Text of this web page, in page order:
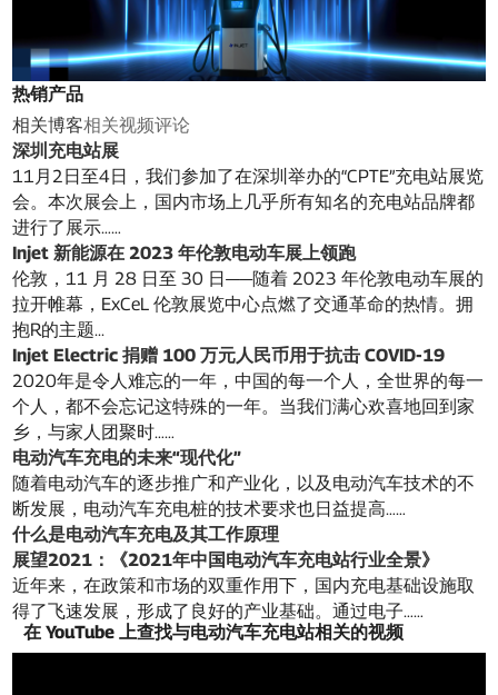
热销产品
相关博客相关视频评论
深圳充电站展
11月2日至4日，我们参加了在深圳举办的“CPTE”充电站展览
会。本次展会上，国内市场上几乎所有知名的充电站品牌都
进行了展示……
Injet 新能源在 2023 年伦敦电动车展上领跑
伦敦，11 月 28 日至 30 日——随着 2023 年伦敦电动车展的
拉开帷幕，ExCeL 伦敦展览中心点燃了交通革命的热情。拥
抱R的主题...
Injet Electric 捐赠 100 万元人民币用于抗击 COVID-19
2020年是令人难忘的一年，中国的每一个人，全世界的每一
个人，都不会忘记这特殊的一年。当我们满心欢喜地回到家
乡，与家人团聚时……
电动汽车充电的未来“现代化”
随着电动汽车的逐步推广和产业化，以及电动汽车技术的不
断发展，电动汽车充电桩的技术要求也日益提高……
什么是电动汽车充电及其工作原理
展望2021：《2021年中国电动汽车充电站行业全景》
近年来，在政策和市场的双重作用下，国内充电基础设施取
得了飞速发展，形成了良好的产业基础。通过电子……
在 YouTube 上查找与电动汽车充电站相关的视频